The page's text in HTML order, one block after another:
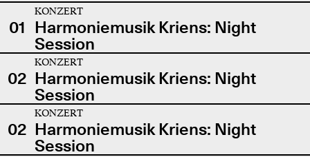
01
KONZERT
Harmoniemusik Kriens: Night
Session
02
KONZERT
Harmoniemusik Kriens: Night
Session
02
KONZERT
Harmoniemusik Kriens: Night
Session